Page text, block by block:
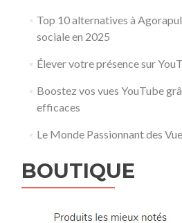
Top 10 alternatives à
sociale en 2025
Élever votre présence sur
Boostez vos vues YouTube
efficaces
Le Monde Passionnant des
BOUTIQUE